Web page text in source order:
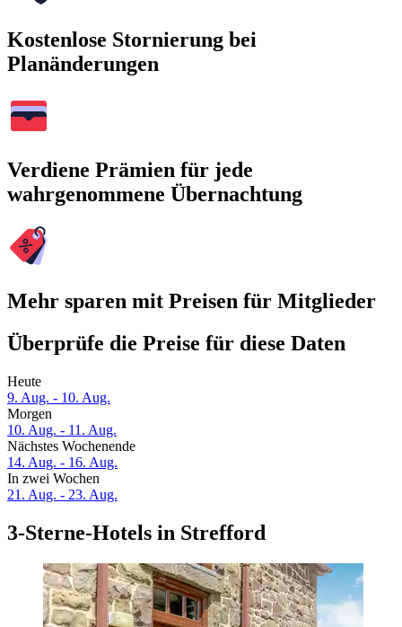
Kostenlose Stornierung bei
Planänderungen
Verdiene Prämien für jede
wahrgenommene Übernachtung
Mehr sparen mit Preisen für Mitglieder
Überprüfe die Preise für diese Daten
Heute
9. Aug. - 10. Aug.
Morgen
10. Aug. - 11. Aug.
Nächstes Wochenende
14. Aug. - 16. Aug.
In zwei Wochen
21. Aug. - 23. Aug.
3-Sterne-Hotels in Strefford